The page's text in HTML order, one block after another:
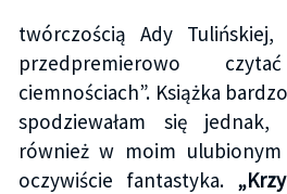
twórczością Ady Tulińskiej,
przedpremierowo
ciemnościach”. Książka
spodziewałam się
również w moim
oczywiście fantastyka.